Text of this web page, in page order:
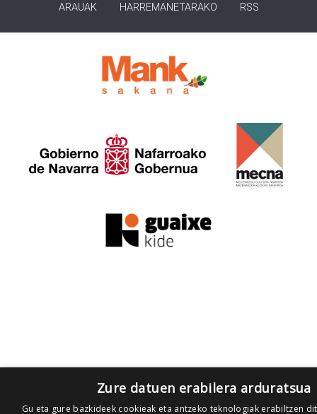
ARAUAK HARREMANETARAKO RSS
Zure datuen erabilera arduratsua
Gu eta gure bazkideek cookieak eta antzeko teknologiak erabiltzen